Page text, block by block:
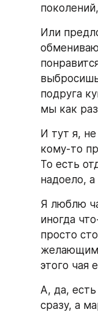
Или
подруга
мы как
И тут я,
кому-то
То есть
надоело,
Я люблю
иногда
просто
желающим,
этого чая
А, да,
сразу, а